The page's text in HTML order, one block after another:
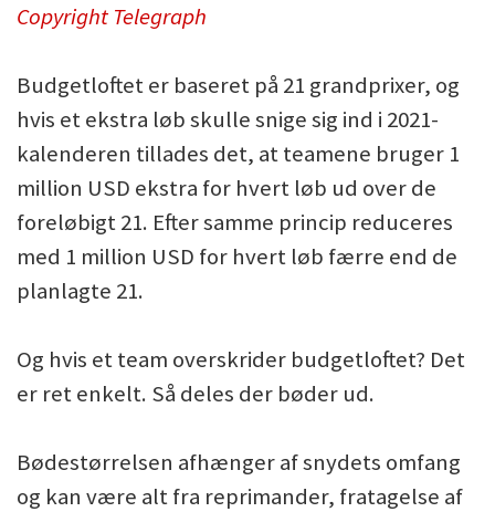
Copyright Telegraph
Budgetloftet er baseret på 21 grandprixer, og
hvis et ekstra løb skulle snige sig ind i 2021-
kalenderen tillades det, at teamene bruger 1
million USD ekstra for hvert løb ud over de
foreløbigt 21. Efter samme princip reduceres
med 1 million USD for hvert løb færre end de
planlagte 21.
Og hvis et team overskrider budgetloftet? Det
er ret enkelt. Så deles der bøder ud.
Bødestørrelsen afhænger af snydets omfang
og kan være alt fra reprimander, fratagelse af